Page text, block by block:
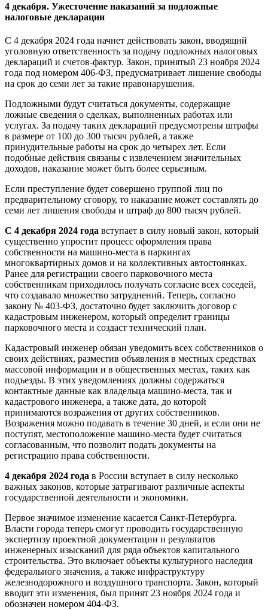
4 декабря. Ужесточение наказаний за подложные
налоговые декларации
С 4 декабря 2024 года начнет действовать закон, вводящий
уголовную ответственность за подачу подложных налоговых
деклараций и счетов-фактур. Закон, принятый 23 ноября 2024
года под номером 406-ФЗ, предусматривает лишение свободы
на срок до семи лет за такие правонарушения.
Подложными будут считаться документы, содержащие
ложные сведения о сделках, выполненных работах или
услугах. За подачу таких деклараций предусмотрены штрафы
в размере от 100 до 300 тысяч рублей, а также
принудительные работы на срок до четырех лет. Если
подобные действия связаны с извлечением значительных
доходов, наказание может быть более серьезным.
Если преступление будет совершено группой лиц по
предварительному сговору, то наказание может составлять до
семи лет лишения свободы и штраф до 800 тысяч рублей.
С 4 декабря 2024 года вступает в силу новый закон, который
существенно упростит процесс оформления права
собственности на машино-места в паркингах
многоквартирных домов и на коллективных автостоянках.
Ранее для регистрации своего парковочного места
собственникам приходилось получать согласие всех соседей,
что создавало множество затруднений. Теперь, согласно
закону № 403-ФЗ, достаточно будет заключить договор с
кадастровым инженером, который определит границы
парковочного места и создаст технический план.
Кадастровый инженер обязан уведомить всех собственников о
своих действиях, разместив объявления в местных средствах
массовой информации и в общественных местах, таких как
подъезды. В этих уведомлениях должны содержаться
контактные данные как владельца машино-места, так и
кадастрового инженера, а также дата, до которой
принимаются возражения от других собственников.
Возражения можно подавать в течение 30 дней, и если они не
поступят, местоположение машино-места будет считаться
согласованным, что позволит подать документы на
регистрацию права собственности.
4 декабря 2024 года в России вступает в силу несколько
важных законов, которые затрагивают различные аспекты
государственной деятельности и экономики.
Первое значимое изменение касается Санкт-Петербурга.
Власти города теперь смогут проводить государственную
экспертизу проектной документации и результатов
инженерных изысканий для ряда объектов капитального
строительства. Это включает объекты культурного наследия
федерального значения, а также инфраструктуру
железнодорожного и воздушного транспорта. Закон, который
вводит эти изменения, был принят 23 ноября 2024 года и
обозначен номером 404-ФЗ.